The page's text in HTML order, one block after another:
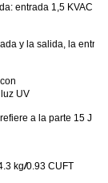
entrada 1,5 KVAC y
y la salida, la
UV
a la parte 15 J
kg/0.93 CUFT